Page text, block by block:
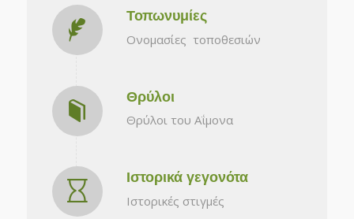
Τοπωνυμίες
Ονομασίες τοποθεσιών
Θρύλοι
Θρύλοι του Αΐμονα
Ιστορικά γεγονότα
Ιστορικές στιγμές